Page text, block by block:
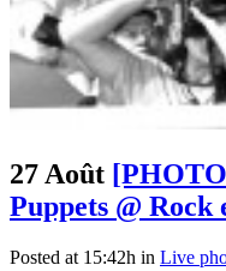
27 Août
Puppets @ Rock
Posted at 15:42h in Live